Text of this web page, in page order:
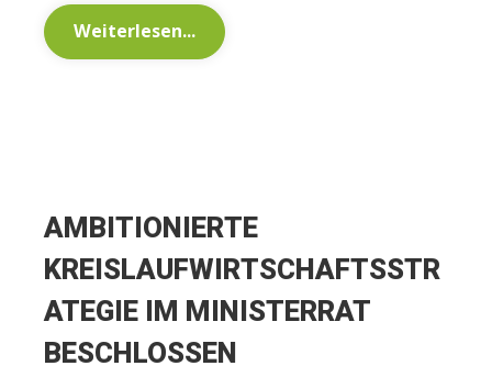
Weiterlesen...
AMBITIONIERTE
KREISLAUFWIRTSCHAFTSSTR
ATEGIE IM MINISTERRAT
BESCHLOSSEN